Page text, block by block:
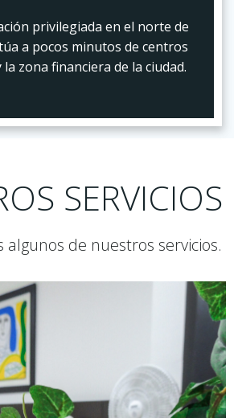
privilegiada en el norte de
a pocos minutos de centros
la zona financiera de la ciudad.
SERVICIOS
de nuestros servicios.